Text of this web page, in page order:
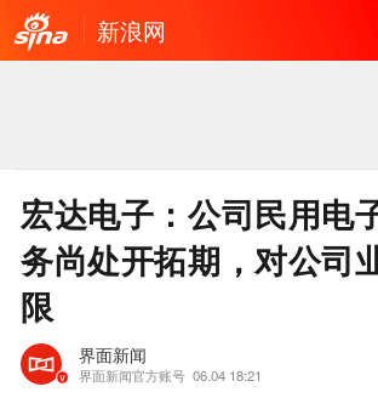
新浪网
宏达电子：公司民用电
务尚处开拓期，对公司
限
界面新闻
界面新闻官方账号 06.04 18:21